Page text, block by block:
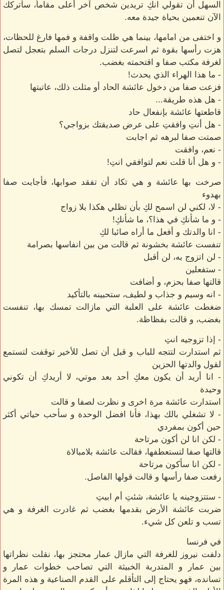
السهل أن تقولي انكِ تريدين شخص آخر أعلى مقاماً، سأتركك
الآن تنعمين بحياة جيدة معه.
و اختفى من امامها، بينما هي ظلت واقفة و فمها فارغ للحظات،
هزت رأسها بقوة ثم اسرعت لتنزل درجات السلم بتعجل لتصل
لغرفة مكتب صفا و اقتحمته بغضب.
- ما هذا الهراء الذي يحدث!
فزعت صفا من دخول عائشة الحاد أو مثلت ذلك، عاتبتها
- هل هذه طريقة...
قاطعتها عائشة بإنفعال حاد
- هل أنتِ وافقتِ على عرض صديقتك بزواجي؟
صمتت صفا لبرهه ثم اجابت
- نعم، وافقت
- و هل أنا قلت نعم لتوافقي انتِ!
صرخت بها عائشة و هي تكاد أن تفقد صوابها، فأجابت صفا
بهدوء
- لا، لكني لن اسمح لكِ بأن تظلي هكذا بلا زواج
- و ما شأنكِ في هذا؟، ما شأنكِ!
- انا والدتك و أفعل ما أراه صائبا لكِ
تنفست عائشة بخشونة ثم قالت من بين انفاسها بصرامة
- لن اتزوج به، لن أقبل
- ستفعلين
قالتها صفا بحزم، و أضافت
- انه وسيم و جذاب و لطيف، ستحبينه بالتأكيد
ضغطت عائشة على العلبة التي مازالت تمسك بها، تنفست
بغضب، و قالت بفظاظة.
- إذا تزوجيه انتِ
ثم استدارت لتتجه للباب و قبل أن تصل للأخير توقفت لتستمع
لقول والدتها الحزين
- انا أريد أن يكون معكِ أحد بعد موتي، لا أريدكِ أن تكوني
وحيدة
استدارت عائشة مرة اخرى و نظرت لصفا و قالت
- لا تشغلي بالك بهذا، فأنا افضل الوحدة و سأحب حياتي أكثر
حين أكون بمفردي
- لكن انا لن أكون مرتاحة
قالتها صفا لتستعطفها، فقالت عائشة بلامبالاة
- لكن انا سأكون مرتاحة
رفعت صفا رأسها و قالت قولها الفاصل.
- ستتزوجينه يا عائشة، شئتِ أم ابيتِ
ضربت عائشة الأرض بقدمها بغضب ثم غادرت الغرفة و هي
تسب و تلعن كل شيء.
في فرنسا
دلفت نيروز للغرفة التي مازال عمار محتجز بها، نقلت نظراتها
بين عمار و المتدربة الخبيثة التي تصاحب خطوات عمار و
تسانده، فهو يحتاج إلى التأقلم على القدم الصناعية و هذه المرة